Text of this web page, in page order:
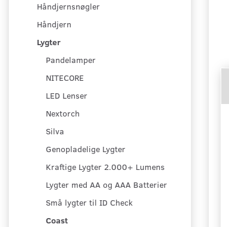
Håndjernsnøgler
Håndjern
Lygter
Pandelamper
NITECORE
LED Lenser
Nextorch
Silva
Genopladelige Lygter
Kraftige Lygter 2.000+ Lumens
Lygter med AA og AAA Batterier
Små lygter til ID Check
Coast